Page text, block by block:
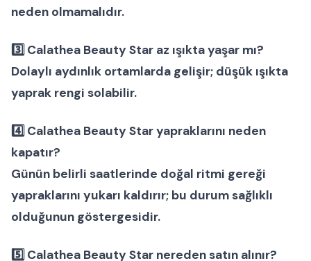
neden olmamalıdır.
3️⃣ Calathea Beauty Star az ışıkta yaşar mı?
Dolaylı aydınlık ortamlarda gelişir; düşük ışıkta
yaprak rengi solabilir.
4️⃣ Calathea Beauty Star yapraklarını neden
kapatır?
Günün belirli saatlerinde doğal ritmi gereği
yapraklarını yukarı kaldırır; bu durum sağlıklı
olduğunun göstergesidir.
5️⃣ Calathea Beauty Star nereden satın alınır?